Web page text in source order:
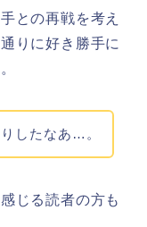
との再戦を考え
りに好き勝手に
したなあ…。
じる読者の方も